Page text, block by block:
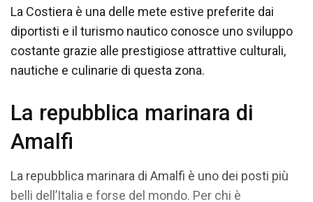
La Costiera è una delle mete estive preferite dai
diportisti e il turismo nautico conosce uno sviluppo
costante grazie alle prestigiose attrattive culturali,
nautiche e culinarie di questa zona.
La repubblica marinara di
Amalfi
La repubblica marinara di Amalfi è uno dei posti più
belli dell’Italia e forse del mondo. Per chi è